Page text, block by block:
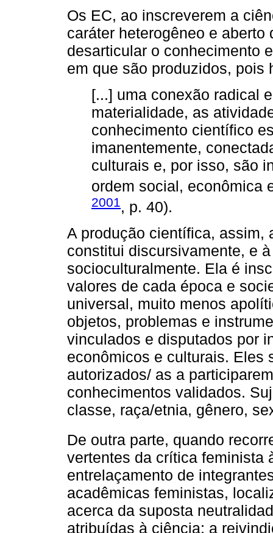
Os EC, ao inscreverem a
caráter heterogêneo e
desarticular o conhecimento
em que são produzidos, pois
[...] uma conexão radical
materialidade, as
conhecimento científico
imanentemente,
culturais e, por isso, são
ordem social, econômica
2001, p. 40).
A produção científica, assim,
constitui discursivamente, e
socioculturalmente. Ela é
valores de cada época e
universal, muito menos
objetos, problemas e
vinculados e disputados por
econômicos e culturais. Eles
autorizados/ as a
conhecimentos validados.
classe, raça/etnia, gênero,
De outra parte, quando
vertentes da crítica feminista
entrelaçamento de
acadêmicas feministas,
acerca da suposta
atribuídas à ciência; a